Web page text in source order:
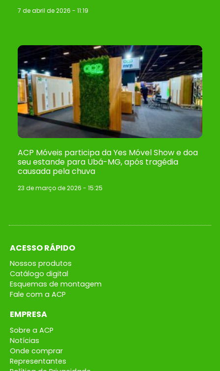
7 de abril de 2026 11:19
ACP Móveis participa da Yes Móvel Show e doa
seu estande para Ubá-MG, após tragédia
causada pela chuva
23 de março de 2026 15:25
ACESSO RÁPIDO
Nossos produtos
Catálogo digital
Esquemas de montagem
Fale com a ACP
EMPRESA
Sobre a ACP
Notícias
Onde comprar
Representantes